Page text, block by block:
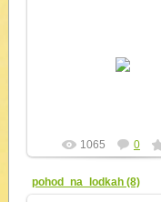
1065 0
pohod_na_lodkah (8)